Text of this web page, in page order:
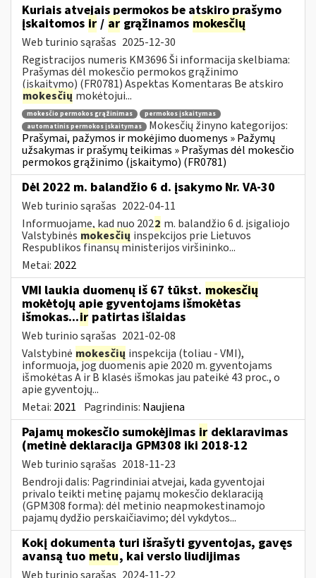
Kuriais atvejais permokos be atskiro prašymo
įskaitomos ir / ar grąžinamos mokesčių
Web turinio sąrašas 2025-12-30
Registracijos numeris KM3696 Ši informacija skelbiama:
Prašymas dėl mokesčio permokos grąžinimo
(įskaitymo) (FR0781) Aspektas Komentaras Be atskiro
mokesčių mokėtojui...
mokesčio permokos grąžinimas
permokos įskaitymas
automatinis permokos įskaitymas
Mokesčių žinyno kategorijos:
Prašymai, pažymos ir mokėjimo duomenys » Pažymų
užsakymas ir prašymų teikimas » Prašymas dėl mokesčio
permokos grąžinimo (įskaitymo) (FR0781)
Dėl 2022 m. balandžio 6 d. įsakymo Nr. VA-30
Web turinio sąrašas 2022-04-11
Informuojame, kad nuo 2022 m. balandžio 6 d. įsigaliojo
Valstybinės mokesčių inspekcijos prie Lietuvos
Respublikos finansų ministerijos viršininko...
Metai: 2022
VMI laukia duomenų iš 67 tūkst. mokesčių
mokėtojų apie gyventojams išmokėtas
išmokas...ir patirtas išlaidas
Web turinio sąrašas 2021-02-08
Valstybinė mokesčių inspekcija (toliau - VMI),
informuoja, jog duomenis apie 2020 m. gyventojams
išmokėtas A ir B klasės išmokas jau pateikė 43 proc., o
apie gyventojų...
Metai: 2021 Pagrindinis: Naujiena
Pajamų mokesčio sumokėjimas ir deklaravimas
(metinė deklaracija GPM308 iki 2018-12
Web turinio sąrašas 2018-11-23
Bendroji dalis: Pagrindiniai atvejai, kada gyventojai
privalo teikti metinę pajamų mokesčio deklaraciją
(GPM308 forma): dėl metinio neapmokestinamojo
pajamų dydžio perskaičiavimo; dėl vykdytos...
Kokį dokumentą turi išrašyti gyventojas, gavęs
avansą tuo metu, kai verslo liudijimas
Web turinio sąrašas 2024-11-22